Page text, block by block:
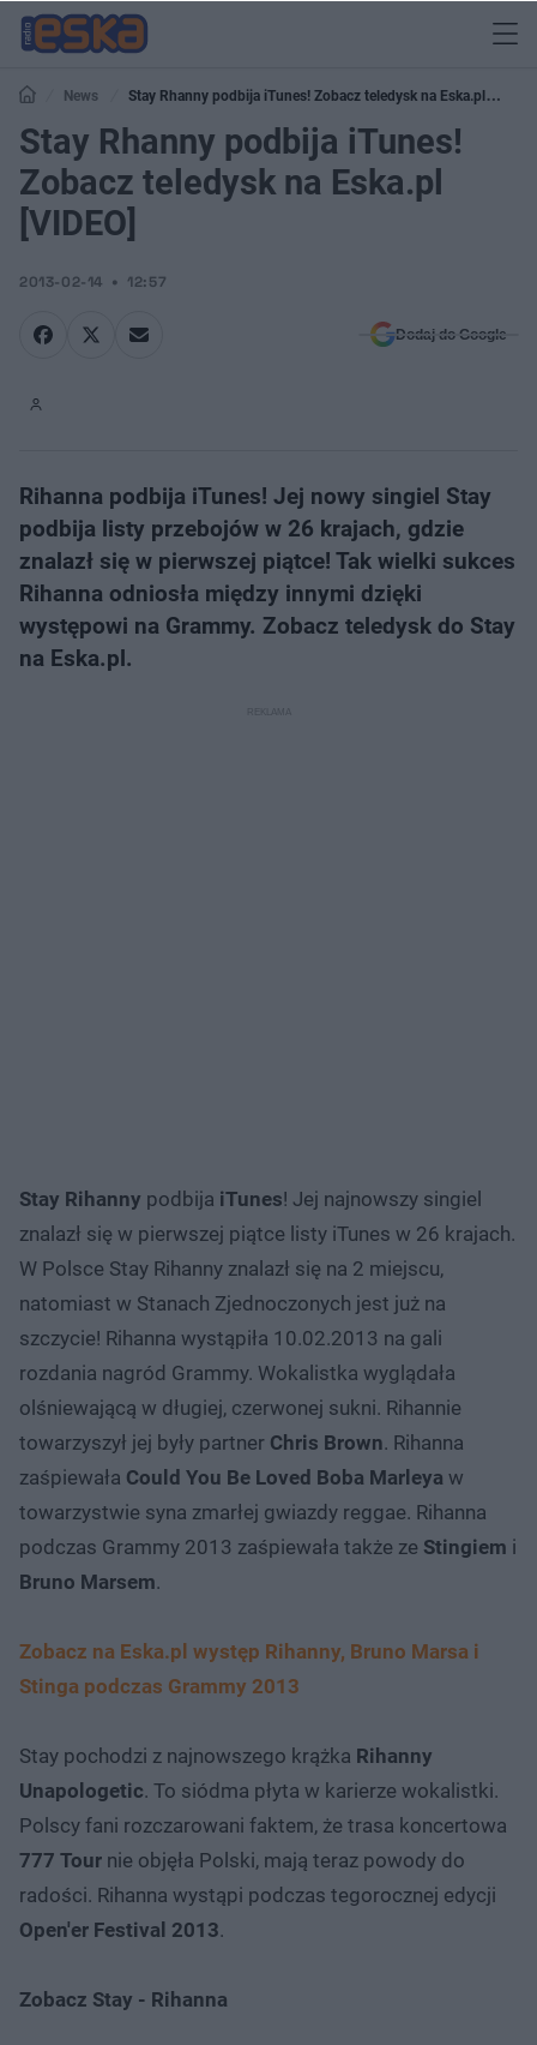
News
Stay Rhanny podbija iTunes! Zobacz teledysk na Eska.pl
[VIDEO]
Stay Rhanny podbija iTunes!
Zobacz teledysk na Eska.pl
[VIDEO]
2013-02-14 12:57
Dodaj do Google
Rihanna podbija iTunes! Jej nowy singiel Stay
podbija listy przebojów w 26 krajach, gdzie
znalazł się w pierwszej piątce! Tak wielki sukces
Rihanna odniosła między innymi dzięki
występowi na Grammy. Zobacz teledysk do Stay
na Eska.pl.
Stay Rihanny podbija iTunes! Jej najnowszy singiel
znalazł się w pierwszej piątce listy iTunes w 26 krajach.
W Polsce Stay Rihanny znalazł się na 2 miejscu,
natomiast w Stanach Zjednoczonych jest już na
szczycie! Rihanna wystąpiła 10.02.2013 na gali
rozdania nagród Grammy. Wokalistka wyglądała
olśniewającą w długiej, czerwonej sukni. Rihannie
towarzyszył jej były partner Chris Brown. Rihanna
zaśpiewała Could You Be Loved Boba Marleya w
towarzystwie syna zmarłej gwiazdy reggae. Rihanna
podczas Grammy 2013 zaśpiewała także ze Stingiem i
Bruno Marsem.
Zobacz na Eska.pl występ Rihanny, Bruno Marsa i
Stinga podczas Grammy 2013
Stay pochodzi z najnowszego krążka Rihanny
Unapologetic. To siódma płyta w karierze wokalistki.
Polscy fani rozczarowani faktem, że trasa koncertowa
777 Tour nie objęła Polski, mają teraz powody do
radości. Rihanna wystąpi podczas tegorocznej edycji
Open'er Festival 2013.
Zobacz Stay - Rihanna